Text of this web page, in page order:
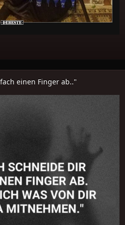
einen Finger ab.."